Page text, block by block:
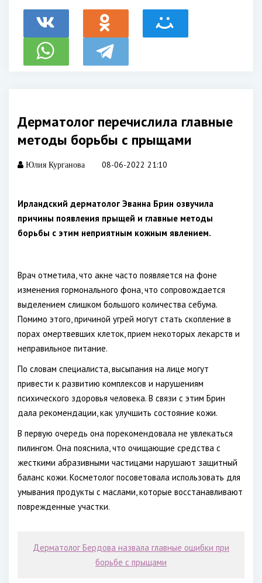
Дерматолог перечислила главные
методы борьбы с прыщами
Юлия Курганова 08-06-2022 21:10
Ирландский дерматолог Эванна Брин озвучила
причины появления прыщей и главные методы
борьбы с этим неприятным кожным явлением.
Врач отметила, что акне часто появляется на фоне
изменения гормонального фона, что сопровождается
выделением слишком большого количества себума.
Помимо этого, причиной угрей могут стать скопление в
порах омертвевших клеток, прием некоторых лекарств и
неправильное питание.
По словам специалиста, высыпания на лице могут
привести к развитию комплексов и нарушениям
психического здоровья человека. В связи с этим Брин
дала рекомендации, как улучшить состояние кожи.
В первую очередь она порекомендовала не увлекаться
пилингом. Она пояснила, что очищающие средства с
жесткими абразивными частицами нарушают защитный
баланс кожи. Косметолог посоветовала использовать для
умывания продукты с маслами, которые восстанавливают
поврежденные участки.
Дерматолог Бердова назвала главные ошибки при
борьбе с прыщами